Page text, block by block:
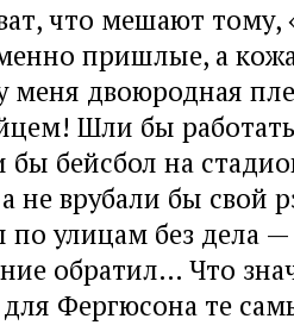
что мешают тому,
пришлые, а
меня двоюродная
Шли бы
бы бейсбол на
не врубали бы свой
по улицам без дела
обратил… Что
Фергюсона те